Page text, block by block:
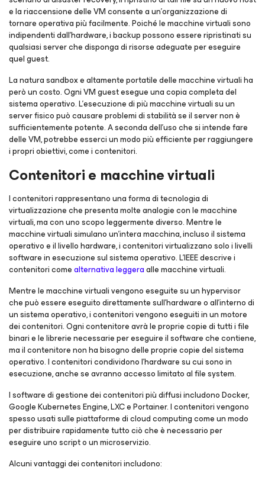
e la riaccensione delle VM consente a un'organizzazione di
tornare operativa più facilmente. Poiché le macchine virtuali sono
indipendenti dall'hardware, i backup possono essere ripristinati su
qualsiasi server che disponga di risorse adeguate per eseguire
quel guest.
La natura sandbox e altamente portatile delle macchine virtuali ha
però un costo. Ogni VM guest esegue una copia completa del
sistema operativo. L'esecuzione di più macchine virtuali su un
server fisico può causare problemi di stabilità se il server non è
sufficientemente potente. A seconda dell'uso che si intende fare
delle VM, potrebbe esserci un modo più efficiente per raggiungere
i propri obiettivi, come i contenitori.
Contenitori e macchine virtuali
I contenitori rappresentano una forma di tecnologia di
virtualizzazione che presenta molte analogie con le macchine
virtuali, ma con uno scopo leggermente diverso. Mentre le
macchine virtuali simulano un'intera macchina, incluso il sistema
operativo e il livello hardware, i contenitori virtualizzano solo i livelli
software in esecuzione sul sistema operativo. L'IEEE descrive i
contenitori comealternativa leggeraalle macchine virtuali.
Mentre le macchine virtuali vengono eseguite su un hypervisor
che può essere eseguito direttamente sull'hardware o all'interno di
un sistema operativo, i contenitori vengono eseguiti in un motore
dei contenitori. Ogni contenitore avrà le proprie copie di tutti i file
binari e le librerie necessarie per eseguire il software che contiene,
ma il contenitore non ha bisogno delle proprie copie del sistema
operativo. I contenitori condividono l'hardware su cui sono in
esecuzione, anche se avranno accesso limitato al file system.
I software di gestione dei contenitori più diffusi includono Docker,
Google Kubernetes Engine, LXC e Portainer. I contenitori vengono
spesso usati sulle piattaforme di cloud computing come un modo
per distribuire rapidamente tutto ciò che è necessario per
eseguire uno script o un microservizio.
Alcuni vantaggi dei contenitori includono: